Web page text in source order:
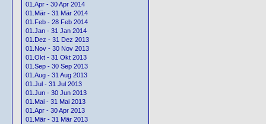
01.Apr - 30 Apr 2014
01.Mär - 31 Mär 2014
01.Feb - 28 Feb 2014
01.Jan - 31 Jan 2014
01.Dez - 31 Dez 2013
01.Nov - 30 Nov 2013
01.Okt - 31 Okt 2013
01.Sep - 30 Sep 2013
01.Aug - 31 Aug 2013
01.Jul - 31 Jul 2013
01.Jun - 30 Jun 2013
01.Mai - 31 Mai 2013
01.Apr - 30 Apr 2013
01.Mär - 31 Mär 2013